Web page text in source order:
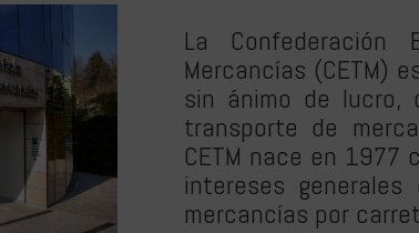
La Confederación
Mercancías (CETM)
sin ánimo de lucro,
transporte de
CETM nace en
intereses
mercancías por